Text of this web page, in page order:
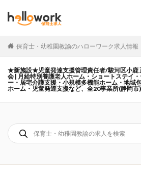
保育士・幼稚園教諭のハローワーク求人情報
★新施設★児童発達支援管理責任者/駿河区小鹿
会 | 月給特別養護老人ホーム・ショートステイ
ー・居宅介護支援・小規模多機能ホーム・地域
ホーム・児童発達支援など、全20事業所(静岡市